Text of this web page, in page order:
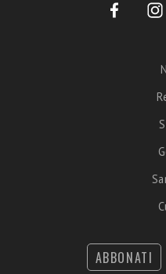
ABBONATI